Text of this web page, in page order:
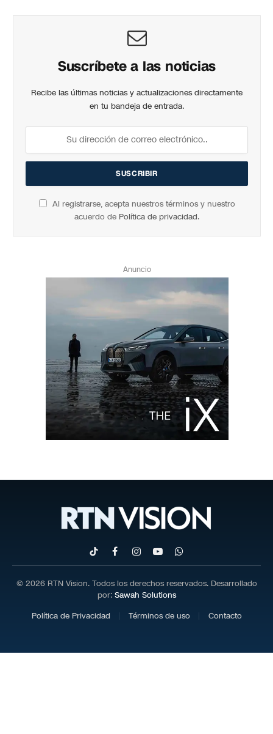
Suscríbete a las noticias
Recibe las últimas noticias y actualizaciones directamente
en tu bandeja de entrada.
Al registrarse, acepta nuestros términos y nuestro
acuerdo de Política de privacidad.
Anuncio
TikTokFacebookInstagram
YouTubeWhatsApp
© 2026 RTN Vision. Todos los derechos reservados. Desarrollado
por: Sawah Solutions
Política de Privacidad
Términos de uso Contacto